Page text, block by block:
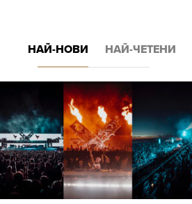
НАЙ-НОВИ НАЙ-ЧЕТЕНИ